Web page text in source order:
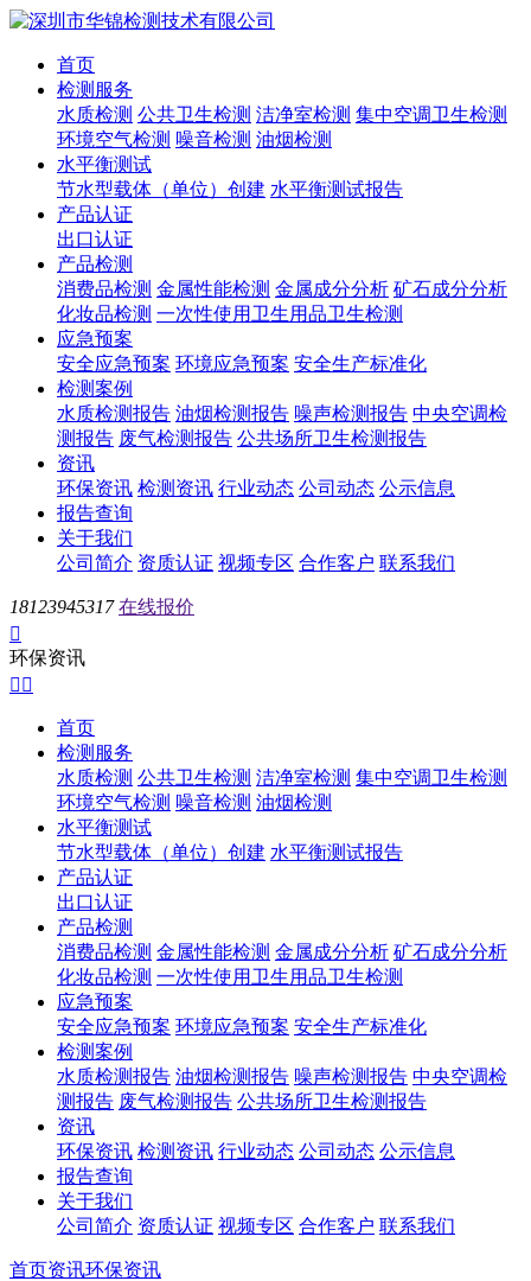
首页
检测服务
水质检测 公共卫生检测 洁净室检测 集中空调卫生检测
环境空气检测 噪音检测 油烟检测
水平衡测试
节水型载体（单位）创建 水平衡测试报告
产品认证
出口认证
产品检测
消费品检测 金属性能检测 金属成分分析 矿石成分分析
化妆品检测 一次性使用卫生用品卫生检测
应急预案
安全应急预案 环境应急预案 安全生产标准化
检测案例
水质检测报告 油烟检测报告 噪声检测报告 中央空调检
测报告 废气检测报告 公共场所卫生检测报告
资讯
环保资讯 检测资讯 行业动态 公司动态 公示信息
报告查询
关于我们
公司简介 资质认证 视频专区 合作客户 联系我们
18123945317 在线报价

环保资讯
 
首页
检测服务
水质检测 公共卫生检测 洁净室检测 集中空调卫生检测
环境空气检测 噪音检测 油烟检测
水平衡测试
节水型载体（单位）创建 水平衡测试报告
产品认证
出口认证
产品检测
消费品检测 金属性能检测 金属成分分析 矿石成分分析
化妆品检测 一次性使用卫生用品卫生检测
应急预案
安全应急预案 环境应急预案 安全生产标准化
检测案例
水质检测报告 油烟检测报告 噪声检测报告 中央空调检
测报告 废气检测报告 公共场所卫生检测报告
资讯
环保资讯 检测资讯 行业动态 公司动态 公示信息
报告查询
关于我们
公司简介 资质认证 视频专区 合作客户 联系我们
首页资讯环保资讯